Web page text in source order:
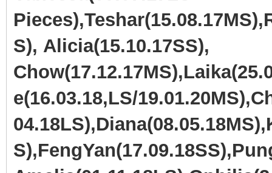
S), Alicia(15.10.17SS),
e(16.03.18,LS/